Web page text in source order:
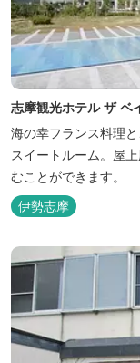
志摩観光ホテル ザ ベ
海の幸フランス料理
スイートルーム。屋
むことができます。
伊勢志摩